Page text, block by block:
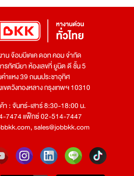
น จ๊อบบีเคเค ดอท คอม จำกัด
รทัศนียา ห้องเลขที่ ยูนิต ดี ชั้น 5
ำแหง 39 ถนนประชาอุทิศ
ขตวังทองหลาง กรุงเทพฯ 10310
า : จันทร์-เสาร์ 8:30-18:00 น.
7474 แฟ็กซ์ 02-514-7447
,sales@jobbkk.com